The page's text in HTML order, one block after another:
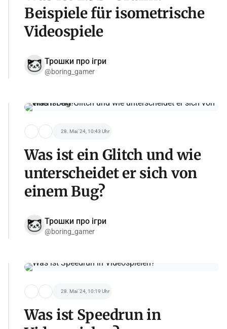
Beispiele für isometrische
Videospiele
Трошки про ігри
@boring_gamer
28. Mai '24, 10:43 Uhr
Was ist ein Glitch und wie
unterscheidet er sich von
einem Bug?
Трошки про ігри
@boring_gamer
28. Mai '24, 10:19 Uhr
Was ist Speedrun in